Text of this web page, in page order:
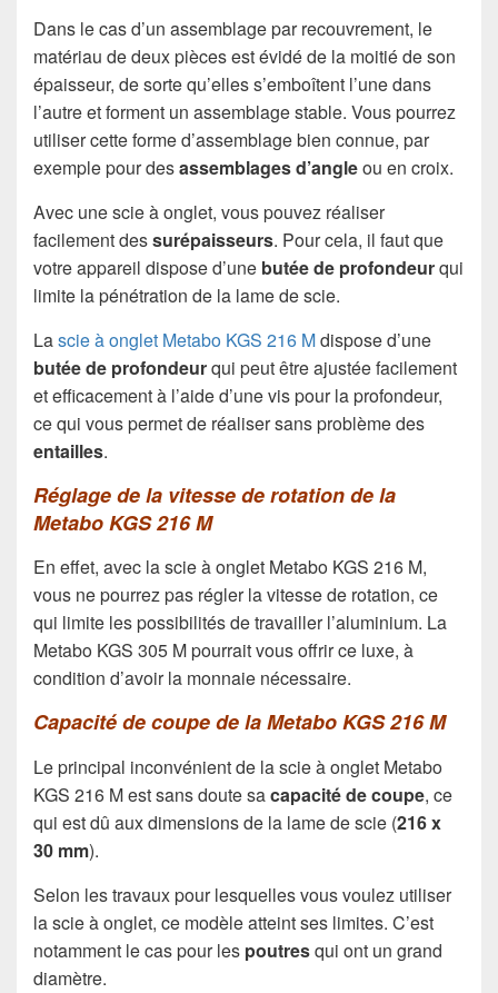
Dans le cas d’un assemblage par recouvrement, le
matériau de deux pièces est évidé de la moitié de son
épaisseur, de sorte qu’elles s’emboîtent l’une dans
l’autre et forment un assemblage stable. Vous pourrez
utiliser cette forme d’assemblage bien connue, par
exemple pour desassemblages d’angleou en croix.
Avec une scie à onglet, vous pouvez réaliser
facilement dessurépaisseurs. Pour cela, il faut que
votre appareil dispose d’une butée de profondeurqui
limite la pénétration de la lame de scie.
Lascie à onglet Metabo KGS 216 Mdispose d’une
butée de profondeurqui peut être ajustée facilement
et efficacement à l’aide d’une vis pour la profondeur,
ce qui vous permet de réaliser sans problème des
entailles.
Réglage de la vitesse de rotation de la
Metabo KGS 216 M
En effet, avec la scie à onglet Metabo KGS 216 M,
vous ne pourrez pas régler la vitesse de rotation, ce
qui limite les possibilités de travailler l’aluminium. La
Metabo KGS 305 M pourrait vous offrir ce luxe, à
condition d’avoir la monnaie nécessaire.
Capacité de coupe de la Metabo KGS 216 M
Le principal inconvénient de la scie à onglet Metabo
KGS 216 M est sans doute sacapacité de coupe, ce
qui est dû aux dimensions de la lame de scie (216 x
30 mm).
Selon les travaux pour lesquelles vous voulez utiliser
la scie à onglet, ce modèle atteint ses limites. C’est
notamment le cas pour les poutresqui ont un grand
diamètre.